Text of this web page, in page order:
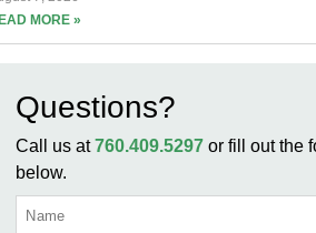
MORE »
Questions?
Call us at760.409.5297 or fill out the
below.